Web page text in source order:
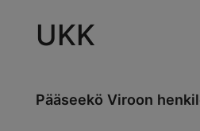
UKK
Pääseekö Viroon